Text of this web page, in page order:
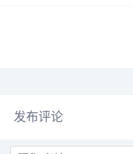
发布评论